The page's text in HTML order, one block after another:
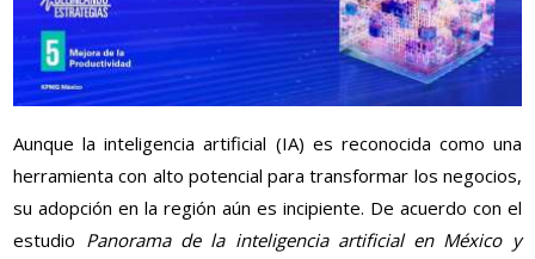
Aunque la inteligencia artificial (IA) es reconocida como una
herramienta con alto potencial para transformar los negocios,
su adopción en la región aún es incipiente. De acuerdo con el
estudio Panorama de la inteligencia artificial en México y